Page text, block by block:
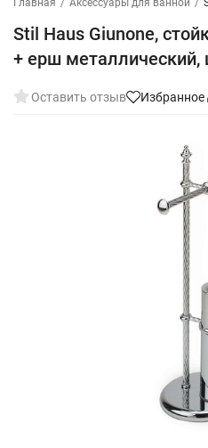
Главная / Аксессуары для ванной /
Stil Haus Giunone,
+ ерш металлический,
Оставить отзыв Избранное